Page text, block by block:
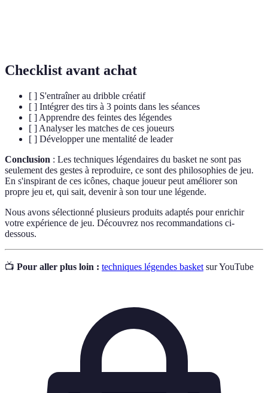
Checklist avant achat
[ ] S'entraîner au dribble créatif
[ ] Intégrer des tirs à 3 points dans les séances
[ ] Apprendre des feintes des légendes
[ ] Analyser les matches de ces joueurs
[ ] Développer une mentalité de leader
Conclusion : Les techniques légendaires du basket ne sont pas
seulement des gestes à reproduire, ce sont des philosophies de jeu.
En s'inspirant de ces icônes, chaque joueur peut améliorer son
propre jeu et, qui sait, devenir à son tour une légende.
Nous avons sélectionné plusieurs produits adaptés pour enrichir
votre expérience de jeu. Découvrez nos recommandations ci-
dessous.
📺 Pour aller plus loin : techniques légendes basket sur YouTube